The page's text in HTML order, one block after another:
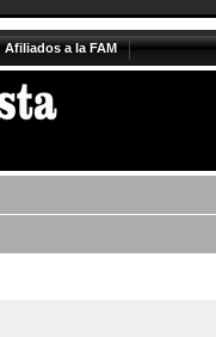
Afiliados a la FAM